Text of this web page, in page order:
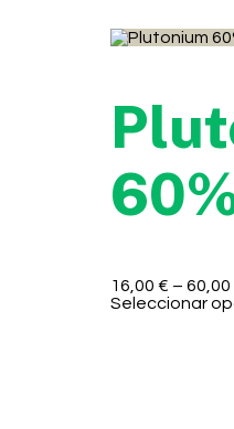
16,00 € – 60,00
Seleccionar